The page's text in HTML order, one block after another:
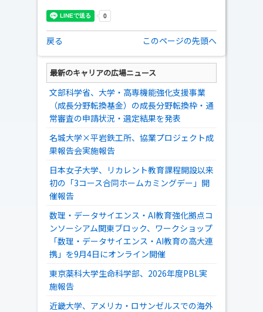
戻る このページの先頭へ
最新のキャリアの広場ニュース
文部科学省、大学・高専機能強化支援事業
（成長分野転換基金）の成長分野転換枠・通
常審査の申請状況・選定結果を発表
名城大学×平岩鉄工所、協業プロジェクト成
果報告会実施報告
日本女子大学、リカレント教育課程開設以来
初の「3コース合同ホームカミングデー」開
催報告
数理・データサイエンス・AI教育強化拠点コ
ンソーシアム関東ブロック、ワークショップ
「数理・データサイエンス・AI教育の高大連
携」を9月4日にオンライン開催
東京薬科大学生命科学部、2026年度PBL実
施報告
近畿大学、アメリカ・ロサンゼルスでの海外